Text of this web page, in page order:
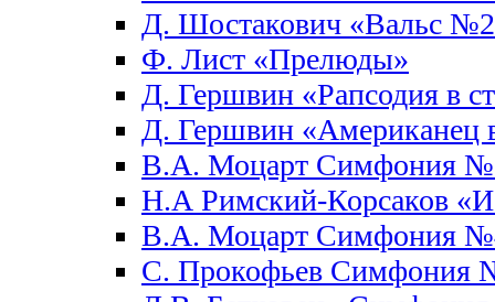
Д. Шостакович «Вальс
Ф. Лист «Прелюды»
Д. Гершвин «Рапсодия в
Д. Гершвин «Американец
В.А. Моцарт Симфония
Н.А Римский-Корсаков
В.А. Моцарт Симфония
С. Прокофьев Симфония